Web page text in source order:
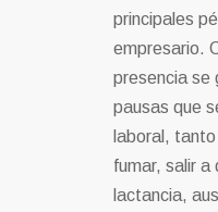
principales
empresario.
presencia se
pausas que
laboral,
fumar, salir a
lactancia,